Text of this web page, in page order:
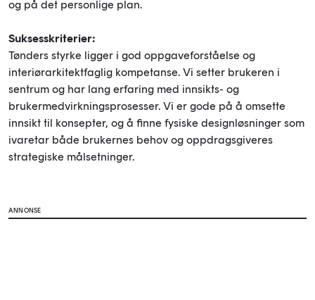
og på det personlige plan.
Suksesskriterier:
Tønders styrke ligger i god oppgaveforståelse og
interiørarkitektfaglig kompetanse. Vi setter brukeren i
sentrum og har lang erfaring med innsikts- og
brukermedvirkningsprosesser. Vi er gode på å omsette
innsikt til konsepter, og å finne fysiske designløsninger som
ivaretar både brukernes behov og oppdragsgiveres
strategiske målsetninger.
ANNONSE